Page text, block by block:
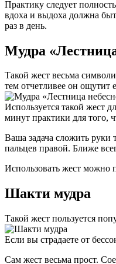
Практику следует
вдоха и выдоха должна
раз в день.
Мудра
Такой жест весьма
тем отчетливее он ощутит
Используется такой жест
минут практики для того,
Ваша задача сложить руки
пальцев правой. Ближе
Использовать жест можно
Шакти мудра
Такой жест пользуется
Если вы страдаете от
Сам жест весьма прост.